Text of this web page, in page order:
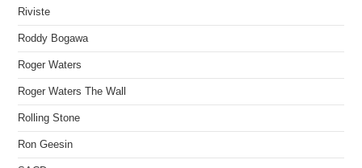
Riviste
Roddy Bogawa
Roger Waters
Roger Waters The Wall
Rolling Stone
Ron Geesin